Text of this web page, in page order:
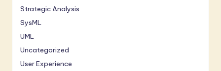
Strategic Analysis
SysML
UML
Uncategorized
User Experience